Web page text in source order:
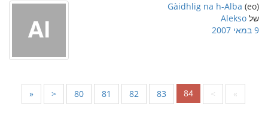
(eo)
Gàidhlig na h-Alba
של Alekso
9 במאי 2007
« < 80 81 82 83 84 > »